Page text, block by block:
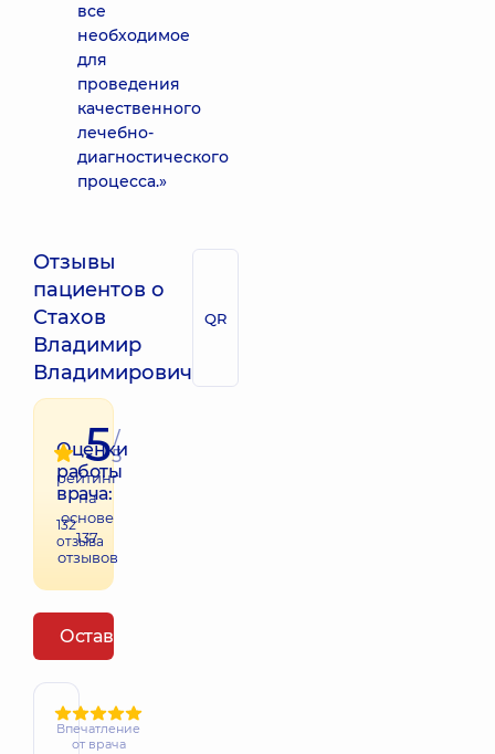
все
необходимое
для
проведения
качественного
лечебно-
диагностического
процесса.»
Отзывы
пациентов о
Стахов
Владимир
Владимирович
QR
Оценки
работы
врача:
132
отзыва
5/
5
рейтинг
на
основе
137
отзывов
Оставить отзыв
Впечатление
от врача